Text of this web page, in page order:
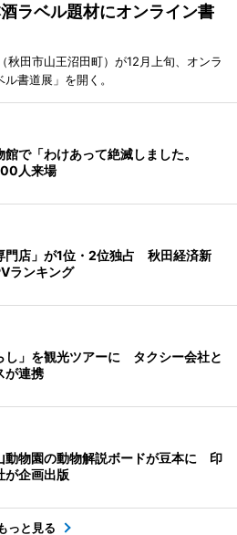
ラベル題材にオンライン書
秋田市山王沼田町）が12月上旬、オンラ
書道展」を開く。
で「わけあって絶滅しました。
人来場
門店」が1位・2位独占 秋田経済新
ランキング
し」を観光ツアーに タクシー会社と
が連携
動物園の動物解説ボードが豆本に 印
が企画出版
っと見る